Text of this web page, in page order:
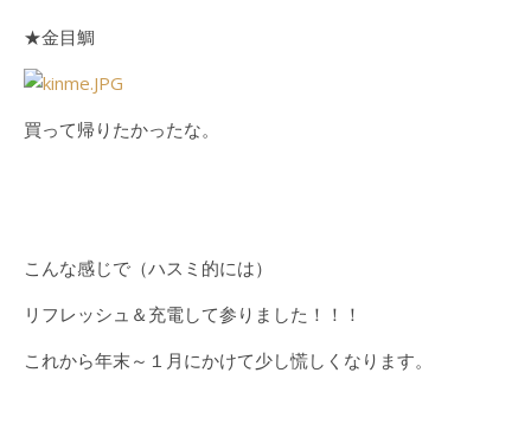
★金目鯛
買って帰りたかったな。
こんな感じで（ハスミ的には）
リフレッシュ＆充電して参りました！！！
これから年末～１月にかけて少し慌しくなります。